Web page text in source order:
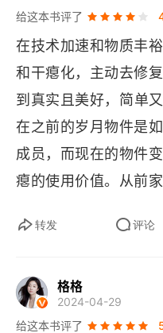
给这本书评了
在技术加速和物质丰
和干瘪化，主动去修
到真实且美好，简单
在之前的岁月物件是
成员，而现在的物件
瘪的使用价值。从前
具。过去的东西像一
确，用完即弃，没有
转发 评论
格格
2024-04-29
给这本书评了